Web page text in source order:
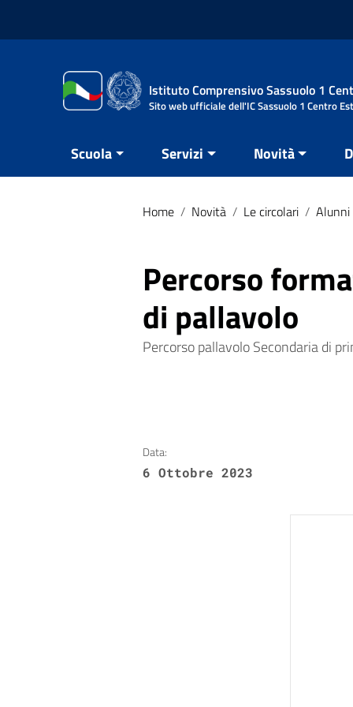
Istituto Comprensivo Sassuolo 1
Sito web ufficiale dell'IC Sassuolo 1 Centro Est
Scuola Servizi Novità
Home / Novità / Le circolari / Alunni
Percorso
di pallavolo
Percorso pallavolo Secondaria di
Data:
6 Ottobre 2023